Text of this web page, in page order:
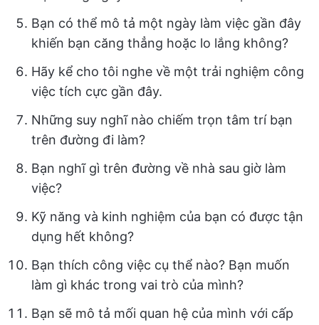
Bạn có thể mô tả một ngày làm việc gần đây
khiến bạn căng thẳng hoặc lo lắng không?
Hãy kể cho tôi nghe về một trải nghiệm công
việc tích cực gần đây.
Những suy nghĩ nào chiếm trọn tâm trí bạn
trên đường đi làm?
Bạn nghĩ gì trên đường về nhà sau giờ làm
việc?
Kỹ năng và kinh nghiệm của bạn có được tận
dụng hết không?
Bạn thích công việc cụ thể nào? Bạn muốn
làm gì khác trong vai trò của mình?
Bạn sẽ mô tả mối quan hệ của mình với cấp